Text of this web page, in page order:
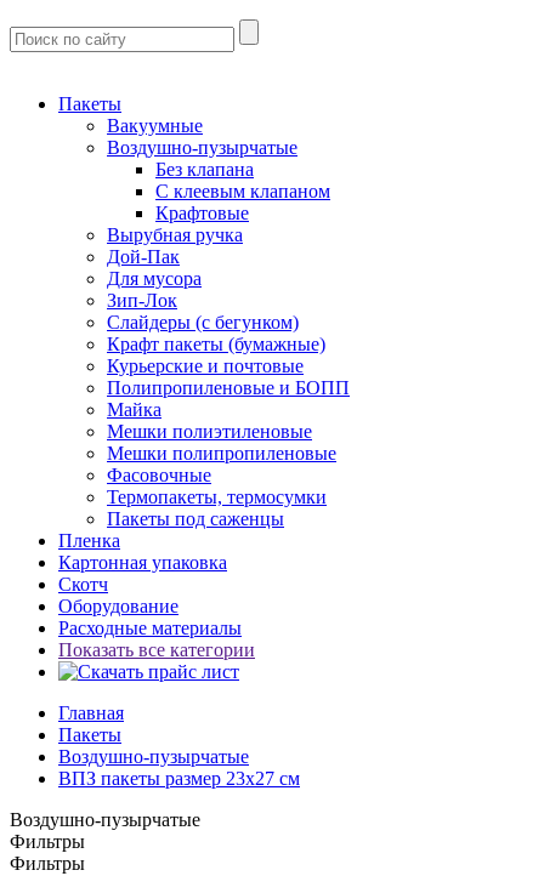
Пакеты
Вакуумные
Воздушно-пузырчатые
Без клапана
С клеевым клапаном
Крафтовые
Вырубная ручка
Дой-Пак
Для мусора
Зип-Лок
Слайдеры (с бегунком)
Крафт пакеты (бумажные)
Курьерские и почтовые
Полипропиленовые и БОПП
Майка
Мешки полиэтиленовые
Мешки полипропиленовые
Фасовочные
Термопакеты, термосумки
Пакеты под саженцы
Пленка
Картонная упаковка
Скотч
Оборудование
Расходные материалы
Показать все категории
Главная
Пакеты
Воздушно-пузырчатые
ВПЗ пакеты размер 23x27 см
Воздушно-пузырчатые
Фильтры
Фильтры